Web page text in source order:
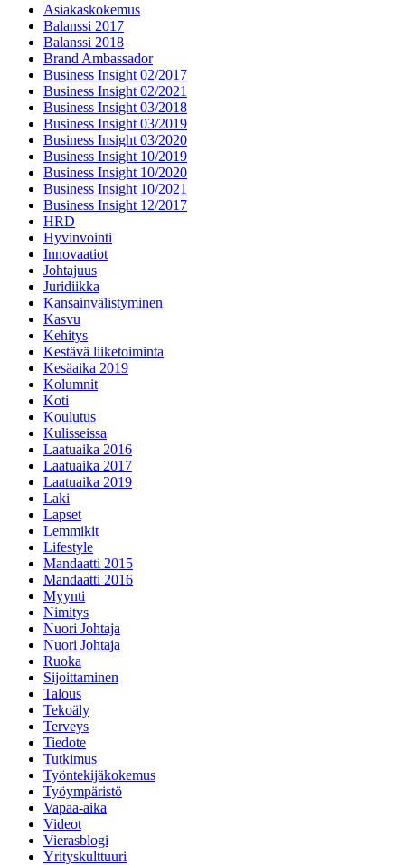
Asiakaskokemus
Balanssi 2017
Balanssi 2018
Brand Ambassador
Business Insight 02/2017
Business Insight 02/2021
Business Insight 03/2018
Business Insight 03/2019
Business Insight 03/2020
Business Insight 10/2019
Business Insight 10/2020
Business Insight 10/2021
Business Insight 12/2017
HRD
Hyvinvointi
Innovaatiot
Johtajuus
Juridiikka
Kansainvälistyminen
Kasvu
Kehitys
Kestävä liiketoiminta
Kesäaika 2019
Kolumnit
Koti
Koulutus
Kulisseissa
Laatuaika 2016
Laatuaika 2017
Laatuaika 2019
Laki
Lapset
Lemmikit
Lifestyle
Mandaatti 2015
Mandaatti 2016
Myynti
Nimitys
Nuori Johtaja
Nuori Johtaja
Ruoka
Sijoittaminen
Talous
Tekoäly
Terveys
Tiedote
Tutkimus
Työntekijäkokemus
Työympäristö
Vapaa-aika
Videot
Vierasblogi
Yrityskulttuuri